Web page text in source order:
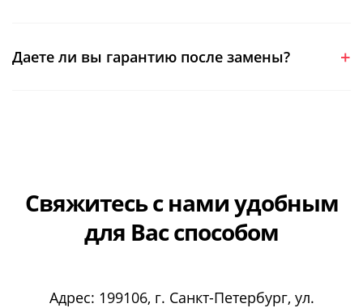
Даете ли вы гарантию после замены?
Свяжитесь с намиудобным
для Вас способом
Адрес: 199106, г. Санкт-Петербург, ул.